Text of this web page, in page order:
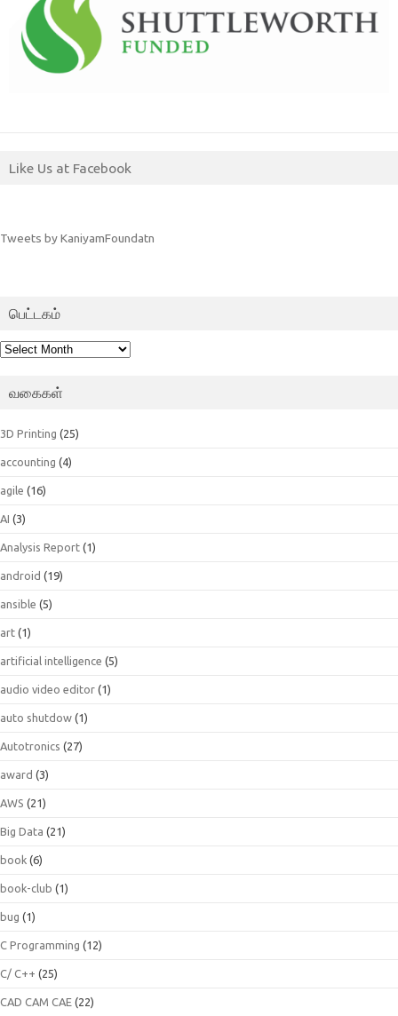
Like Us at Facebook
Tweets by KaniyamFoundatn
பெட்டகம்
பெட்டகம்
வகைகள்
3D Printing (25)
accounting (4)
agile (16)
AI (3)
Analysis Report (1)
android (19)
ansible (5)
art (1)
artificial intelligence (5)
audio video editor (1)
auto shutdow (1)
Autotronics (27)
award (3)
AWS (21)
Big Data (21)
book (6)
book-club (1)
bug (1)
C Programming (12)
C/ C++ (25)
CAD CAM CAE (22)